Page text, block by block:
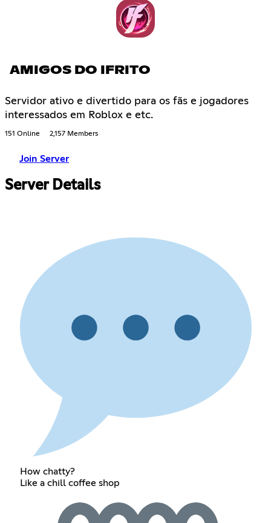
AMIGOS DO IFRITO
Servidor ativo e divertido para os fãs e jogadores
interessados em Roblox e etc.
151 Online 2,157 Members
Join Server
Server Details
How chatty?
Like a chill coffee shop